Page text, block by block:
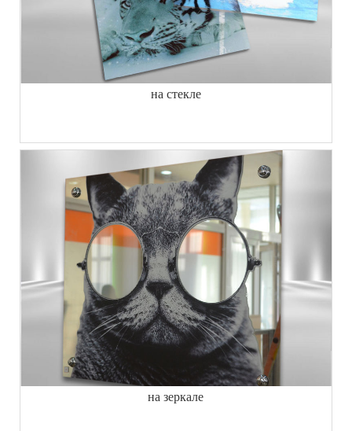
на стекле
на зеркале